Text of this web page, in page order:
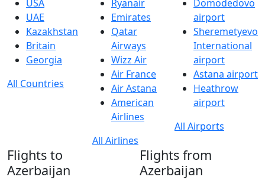
USA
UAE
Kazakhstan
Britain
Georgia
All Countries
Ryanair
Emirates
Qatar
Airways
Wizz Air
Air France
Air Astana
American
Airlines
All Airlines
Domodedovo
airport
Sheremetyevo
International
airport
Astana airport
Heathrow
airport
All Airports
Flights to
Azerbaijan
Flights from
Azerbaijan